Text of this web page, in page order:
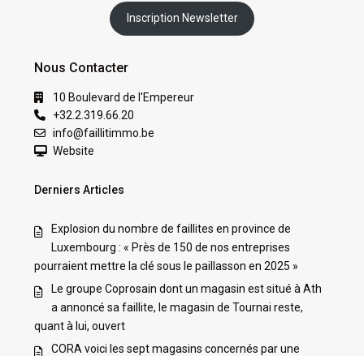
Inscription Newsletter
Nous Contacter
10 Boulevard de l'Empereur
+32.2.319.66.20
info@faillitimmo.be
Website
Derniers Articles
Explosion du nombre de faillites en province de
Luxembourg : « Près de 150 de nos entreprises
pourraient mettre la clé sous le paillasson en 2025 »
Le groupe Coprosain dont un magasin est situé à Ath
a annoncé sa faillite, le magasin de Tournai reste,
quant à lui, ouvert
CORA voici les sept magasins concernés par une